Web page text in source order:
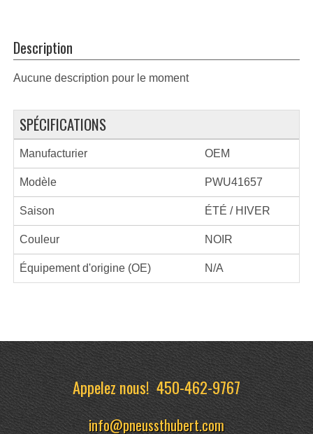
Description
Aucune description pour le moment
SPÉCIFICATIONS
Manufacturier OEM
Modèle PWU41657
Saison ÉTÉ / HIVER
Couleur NOIR
Équipement d'origine (OE) N/A
Appelez nous!450-462-9767
info@pneussthubert.com